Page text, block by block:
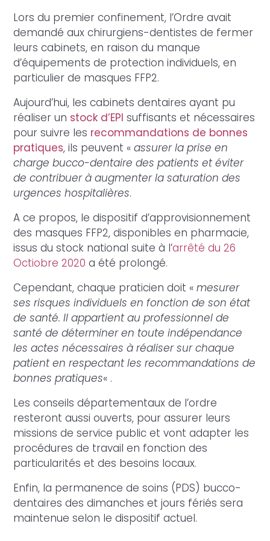
Lors du premier confinement, l’Ordre avait
demandé aux chirurgiens-dentistes de fermer
leurs cabinets, en raison du manque
d’équipements de protection individuels, en
particulier de masques FFP2.
Aujourd’hui, les cabinets dentaires ayant pu
réaliser un stock d’EPI suffisants et nécessaires
pour suivre les recommandations de bonnes
pratiques, ils peuvent «assurer la prise en
charge bucco-dentaire des patients et éviter
de contribuer à augmenter la saturation des
urgences hospitalières.
A ce propos, le dispositif d’approvisionnement
des masques FFP2, disponibles en pharmacie,
issus du stock national suite à l’arrêté du 26
Octiobre 2020 a été prolongé.
Cependant, chaque praticien doit «mesurer
ses risques individuels en fonction de son état
de santé. Il appartient au professionnel de
santé de déterminer en toute indépendance
les actes nécessaires à réaliser sur chaque
patient en respectant les recommandations de
bonnes pratiques« .
Les conseils départementaux de l’ordre
resteront aussi ouverts, pour assurer leurs
missions de service public et vont adapter les
procédures de travail en fonction des
particularités et des besoins locaux.
Enfin, la permanence de soins (PDS) bucco-
dentaires des dimanches et jours fériés sera
maintenue selon le dispositif actuel.